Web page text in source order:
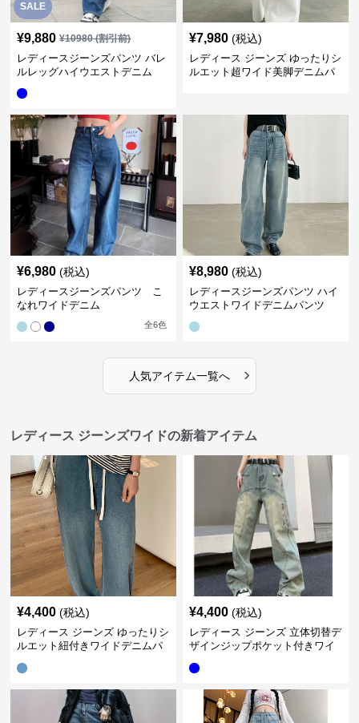
SALE
¥9,880 ¥10980(割引前)
レディースジーンズパンツ バレ
ルレッグハイウエストデニム
¥7,980 (税込)
レディース ジーンズ ゆったりシ
ルエット超ワイド美脚デニムパ
¥6,980 (税込)
レディースジーンズパンツ こ
なれワイドデニム
全6色
¥8,980 (税込)
レディースジーンズパンツ ハイ
ウエストワイドデニムパンツ
人気アイテム一覧へ ›
レディース ジーンズワイドの新着アイテム
¥4,400 (税込)
レディース ジーンズ ゆったりシ
ルエット紐付きワイドデニムパ
¥4,400 (税込)
レディース ジーンズ 立体切替デ
ザインジップポケット付きワイ